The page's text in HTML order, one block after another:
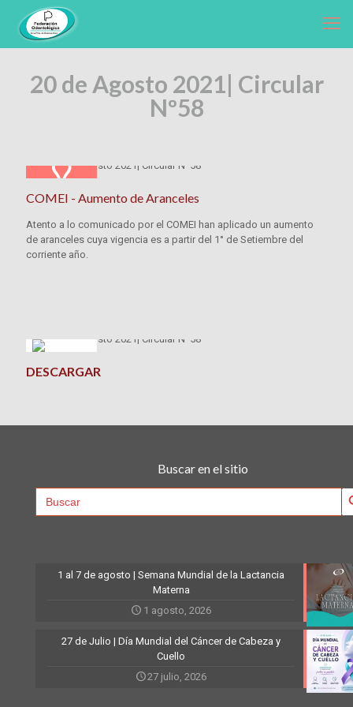
20 de Agosto 2021| Circular
Nº58
COMEI - Aumento de Aranceles
Atento a lo comunicado por el COMEI han aplicado un aumento
de aranceles cuya vigencia es a partir del 1° de Setiembre del
corriente año.
DESCARGAR
Buscar en el sitio
Search
1 al 7 de agosto | Semana Mundial de la Lactancia
Materna
1 agosto, 2026
27 de Julio | Día Mundial del Cáncer de Cabeza y
Cuello
27 julio, 2026